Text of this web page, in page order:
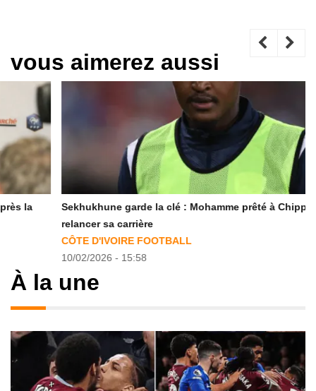
vous aimerez aussi
Sekhukhune garde la clé : Mohamme prêté à Chippa pour
relancer sa carrière
CÔTE D'IVOIRE FOOTBALL
10/02/2026 - 15:58
À la une